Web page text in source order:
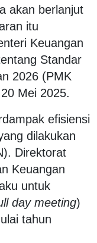
akan berlanjut
itu
Keuangan
Standar
2026 (PMK
Mei 2025.
efisiensi
dilakukan
Direktorat
Keuangan
untuk
day meeting)
tahun